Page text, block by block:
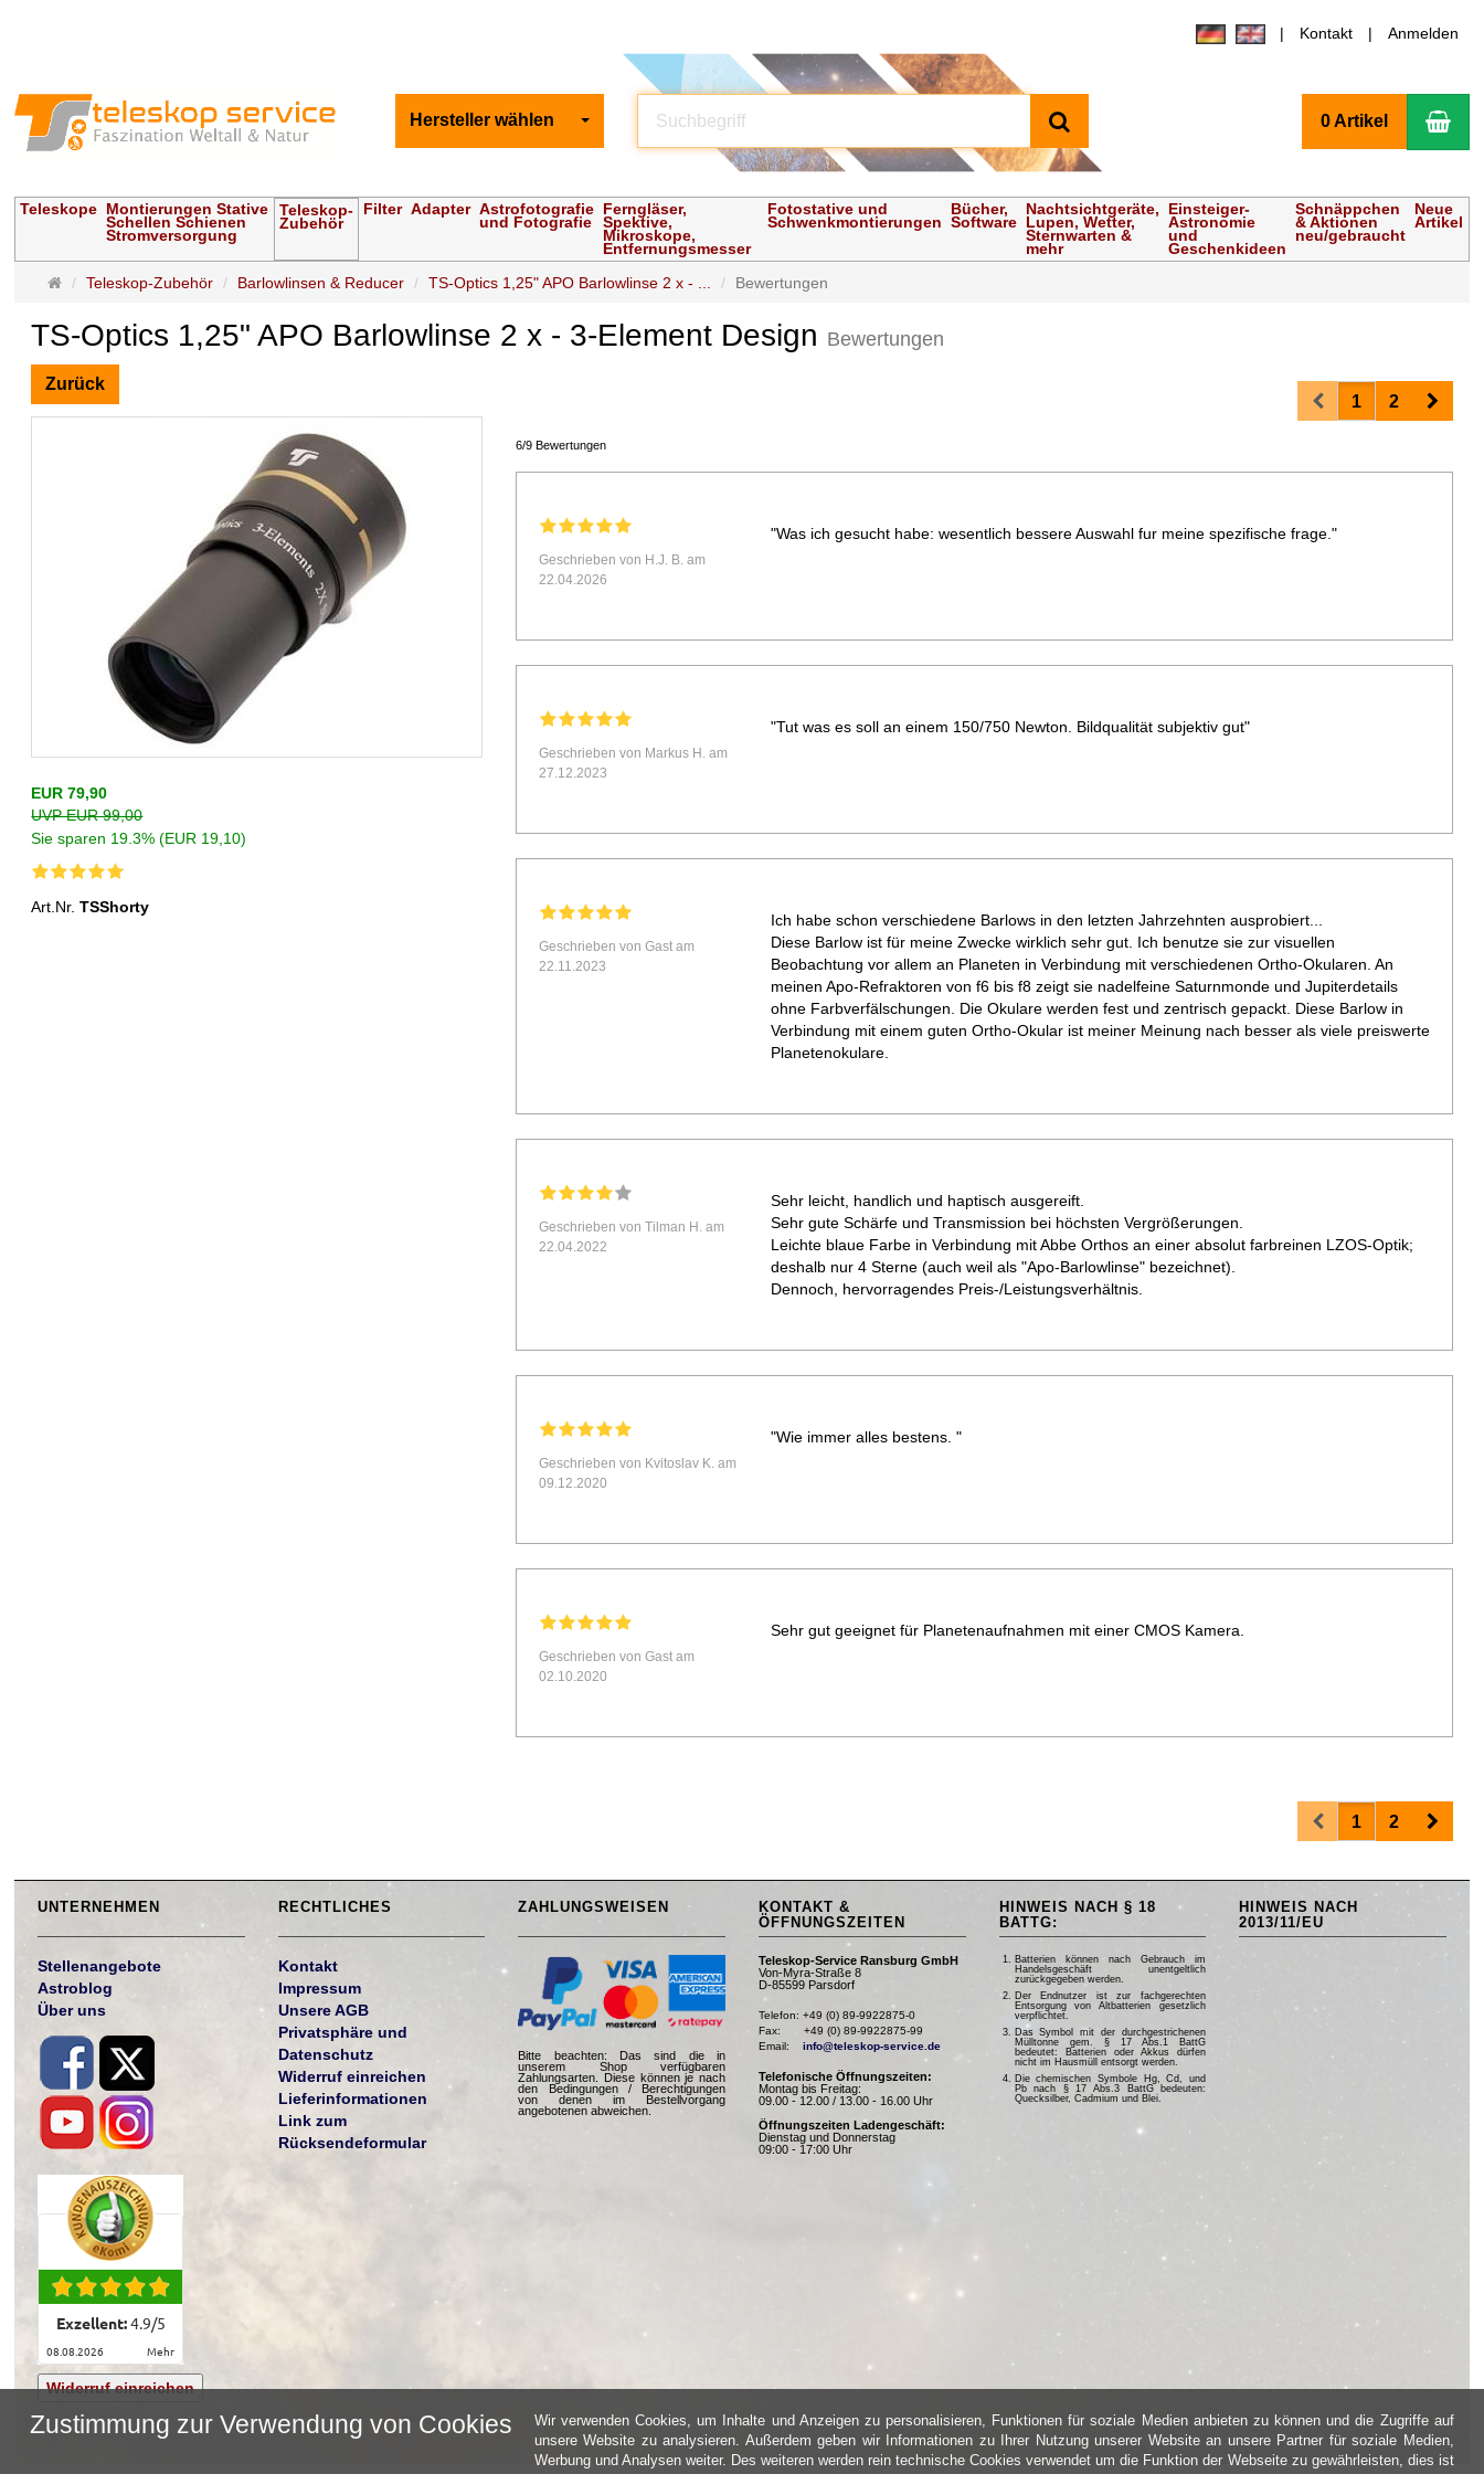
Kontakt Anmelden
Hersteller wählen 0 Artikel
Teleskope Montierungen Stative
Schellen Schienen
Stromversorgung
Teleskop-
Zubehör
Filter Adapter Astrofotografie
und Fotografie
Ferngläser,
Spektive,
Mikroskope,
Entfernungsmesser
Fotostative und
Schwenkmontierungen
Bücher,
Software
Nachtsichtgeräte,
Lupen, Wetter,
Sternwarten &
mehr
Einsteiger-
Astronomie
und
Geschenkideen
Schnäppchen
& Aktionen
neu/gebraucht
Neue
Artikel
Startseite
Teleskop-Zubehör Barlowlinsen & Reducer TS-Optics 1,25" APO Barlowlinse 2 x - ... Bewertungen
TS-Optics 1,25" APO Barlowlinse 2 x - 3-Element Design Bewertungen
Zurück
EUR 79,90
UVP EUR 99,00
Sie sparen 19.3% (EUR 19,10)
Art.Nr.TSShorty
Prev1 2 Next
6/9 Bewertungen
Geschrieben von H.J. B. am
22.04.2026
"Was ich gesucht habe: wesentlich bessere Auswahl fur meine spezifische frage."
Geschrieben von Markus H. am
27.12.2023
"Tut was es soll an einem 150/750 Newton. Bildqualität subjektiv gut"
Geschrieben von Gast am
22.11.2023
Ich habe schon verschiedene Barlows in den letzten Jahrzehnten ausprobiert...
Diese Barlow ist für meine Zwecke wirklich sehr gut. Ich benutze sie zur visuellen
Beobachtung vor allem an Planeten in Verbindung mit verschiedenen Ortho-Okularen. An
meinen Apo-Refraktoren von f6 bis f8 zeigt sie nadelfeine Saturnmonde und Jupiterdetails
ohne Farbverfälschungen. Die Okulare werden fest und zentrisch gepackt. Diese Barlow in
Verbindung mit einem guten Ortho-Okular ist meiner Meinung nach besser als viele preiswerte
Planetenokulare.
Geschrieben von Tilman H. am
22.04.2022
Sehr leicht, handlich und haptisch ausgereift.
Sehr gute Schärfe und Transmission bei höchsten Vergrößerungen.
Leichte blaue Farbe in Verbindung mit Abbe Orthos an einer absolut farbreinen LZOS-Optik;
deshalb nur 4 Sterne (auch weil als "Apo-Barlowlinse" bezeichnet).
Dennoch, hervorragendes Preis-/Leistungsverhältnis.
Geschrieben von Kvitoslav K. am
09.12.2020
"Wie immer alles bestens. "
Geschrieben von Gast am
02.10.2020
Sehr gut geeignet für Planetenaufnahmen mit einer CMOS Kamera.
Prev1 2 Next
UNTERNEHMEN
Stellenangebote
Astroblog
Über uns
Exzellent:4.9/5
08.08.2026 mehr
Widerruf einreichen
RECHTLICHES
Kontakt
Impressum
Unsere AGB
Privatsphäre und
Datenschutz
Widerruf einreichen
Lieferinformationen
Link zum
Rücksendeformular
ZAHLUNGSWEISEN
Bitte beachten: Das sind die in
unserem Shop verfügbaren
Zahlungsarten. Diese können je nach
den Bedingungen / Berechtigungen
von denen im Bestellvorgang
angebotenen abweichen.
KONTAKT &
ÖFFNUNGSZEITEN
Teleskop-Service Ransburg GmbH
Von-Myra-Straße 8
D-85599 Parsdorf
Telefon: +49 (0) 89-9922875-0
Fax:       +49 (0) 89-9922875-99
Email: info@teleskop-service.de
Telefonische Öffnungszeiten:
Montag bis Freitag:
09.00 - 12.00 / 13.00 - 16.00 Uhr
Öffnungszeiten Ladengeschäft:
Dienstag und Donnerstag
09:00 - 17:00 Uhr
HINWEIS NACH § 18
BATTG:
Batterien können nach Gebrauch im
Handelsgeschäft unentgeltlich
zurückgegeben werden.
Der Endnutzer ist zur fachgerechten
Entsorgung von Altbatterien gesetzlich
verpflichtet.
Das Symbol mit der durchgestrichenen
Mülltonne gem. § 17 Abs.1 BattG
bedeutet: Batterien oder Akkus dürfen
nicht im Hausmüll entsorgt werden.
Die chemischen Symbole Hg, Cd, und
Pb nach § 17 Abs.3 BattG bedeuten:
Quecksilber, Cadmium und Blei.
HINWEIS NACH
2013/11/EU
Zustimmung zur Verwendung von Cookies
Wir verwenden Cookies, um Inhalte und Anzeigen zu personalisieren, Funktionen für soziale Medien anbieten zu können und die Zugriffe auf
unsere Website zu analysieren. Außerdem geben wir Informationen zu Ihrer Nutzung unserer Website an unsere Partner für soziale Medien,
Werbung und Analysen weiter. Des weiteren werden rein technische Cookies verwendet um die Funktion der Webseite zu gewährleisten, dies ist